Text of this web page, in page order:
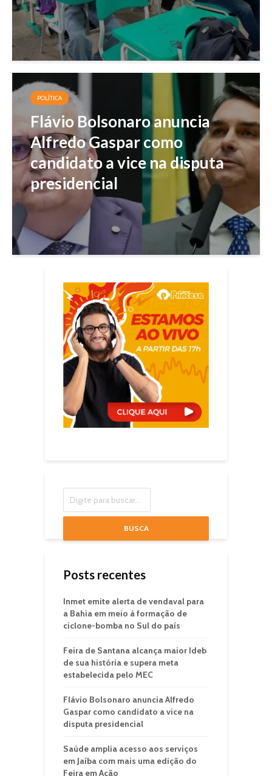
POLÍTICA
Flávio Bolsonaro anuncia
Alfredo Gaspar como
candidato a vice na disputa
presidencial
BUSCA
Posts recentes
Inmet emite alerta de vendaval para
a Bahia em meio à formação de
ciclone-bomba no Sul do país
Feira de Santana alcança maior Ideb
de sua história e supera meta
estabelecida pelo MEC
Flávio Bolsonaro anuncia Alfredo
Gaspar como candidato a vice na
disputa presidencial
Saúde amplia acesso aos serviços
em Jaíba com mais uma edição do
Feira em Ação